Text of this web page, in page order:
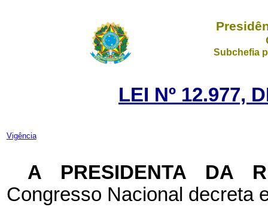
Subchefia
LEI Nº 12.977,
Vigência
A PRESIDENTA DA
Congresso Nacional decreta